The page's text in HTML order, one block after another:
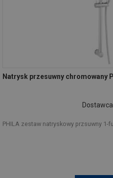
Natrysk przesuwny chromowany
PHILA zestaw natryskowy przsuwny 1-